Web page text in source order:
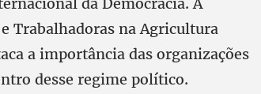
Trabalhadoras na Agricultura
a importância das organizações
desse regime político.